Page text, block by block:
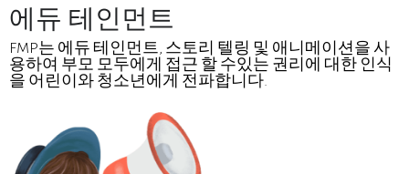
에듀 테인먼트
FMP는 에듀 테인먼트, 스토리 텔링 및 애니메이션을 사
용하여 부모 모두에게 접근 할 수있는 권리에 대한 인식
을 어린이와 청소년에게 전파합니다.